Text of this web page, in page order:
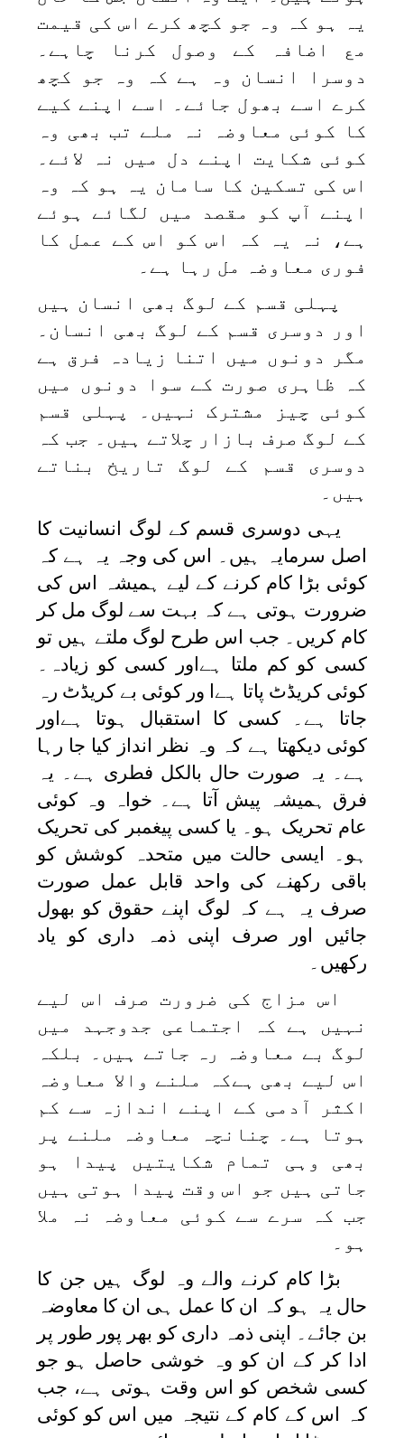
یہ ہو کہ وہ جو کچھ کرے اس کی قیمت
مع اضافہ کے وصول کرنا چاہے۔
دوسرا انسان وہ ہے کہ وہ جو کچھ
کرے اسے بھول جائے۔ اسے اپنے کیے
کا کوئی معاوضہ نہ ملے تب بھی وہ
کوئی شکایت اپنے دل میں نہ لائے۔
اس کی تسکین کا سامان یہ ہو کہ وہ
اپنے آپ کو مقصد میں لگائے ہوئے
ہے، نہ یہ کہ اس کو اس کے عمل کا
فوری معاوضہ مل رہا ہے۔
پہلی قسم کے لوگ بھی انسان ہیں
اور دوسری قسم کے لوگ بھی انسان۔
مگر دونوں میں اتنا زیادہ فرق ہے
کہ ظاہری صورت کے سوا دونوں میں
کوئی چیز مشترک نہیں۔ پہلی قسم
کے لوگ صرف بازار چلاتے ہیں۔ جب کہ
دوسری قسم کے لوگ تاریخ بناتے
ہیں۔
یہی دوسری قسم کے لوگ انسانیت کا
اصل سرمایہ ہیں۔ اس کی وجہ یہ ہے کہ
کوئی بڑا کام کرنے کے لیے ہمیشہ اس کی
ضرورت ہوتی ہے کہ بہت سے لوگ مل کر
کام کریں۔ جب اس طرح لوگ ملتے ہیں تو
کسی کو کم ملتا ہےاور کسی کو زیادہ۔
کوئی کریڈٹ پاتا ہےا ور کوئی بے کریڈٹ رہ
جاتا ہے۔ کسی کا استقبال ہوتا ہےاور
کوئی دیکھتا ہے کہ وہ نظر انداز کیا جا رہا
ہے۔ یہ صورت حال بالکل فطری ہے۔ یہ
فرق ہمیشہ پیش آتا ہے۔ خواہ وہ کوئی
عام تحریک ہو۔ یا کسی پیغمبر کی تحریک
ہو۔ ایسی حالت میں متحدہ کوشش کو
باقی رکھنے کی واحد قابل عمل صورت
صرف یہ ہے کہ لوگ اپنے حقوق کو بھول
جائیں اور صرف اپنی ذمہ داری کو یاد
رکھیں۔
اس مزاج کی ضرورت صرف اس لیے
نہیں ہے کہ اجتماعی جدوجہد میں
لوگ بے معاوضہ رہ جاتے ہیں۔ بلکہ
اس لیے بھی ہےکہ ملنے والا معاوضہ
اکثر آدمی کے اپنے اندازہ سے کم
ہوتا ہے۔ چنانچہ معاوضہ ملنے پر
بھی وہی تمام شکایتیں پیدا ہو
جاتی ہیں جو اس وقت پیدا ہوتی ہیں
جب کہ سرے سے کوئی معاوضہ نہ ملا
ہو۔
بڑا کام کرنے والے وہ لوگ ہیں جن کا
حال یہ ہو کہ ان کا عمل ہی ان کا معاوضہ
بن جائے۔ اپنی ذمہ داری کو بھر پور طور پر
ادا کر کے ان کو وہ خوشی حاصل ہو جو
کسی شخص کو اس وقت ہوتی ہے، جب
کہ اس کے کام کے نتیجہ میں اس کو کوئی